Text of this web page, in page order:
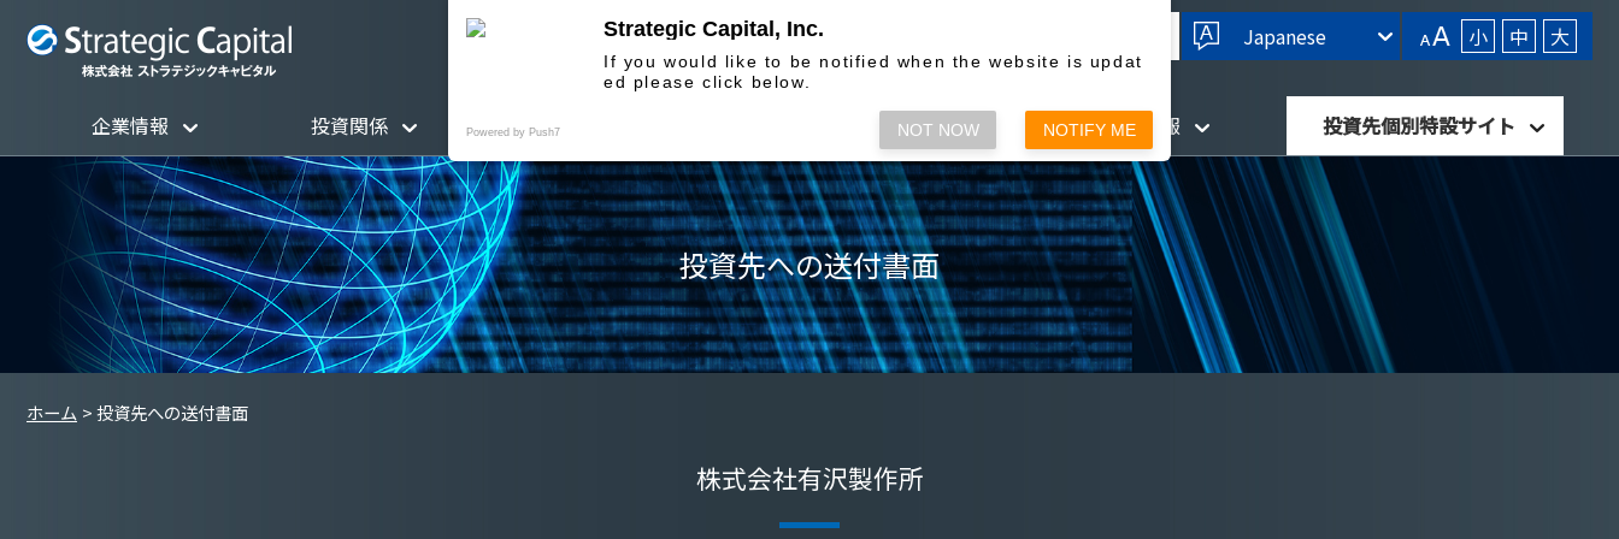
お問い合わせ Japanese 小 中 大
企業情報 投資関係 株主総会関係 各種方針・開示情報 投資先個別特設サイト
投資先への送付書面
ホーム 投資先への送付書面
株式会社有沢製作所
Strategic Capital, Inc.
If you would like to be notified when the website is updat
ed please click below.
Powered by Push7 NOT NOW NOTIFY ME